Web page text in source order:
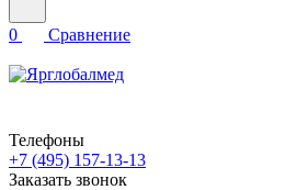
0 Сравнение
Телефоны
+7 (495) 157-13-13
Заказать звонок